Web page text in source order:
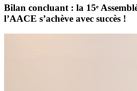
Bilan concluant : la 15ᵉ
l’AACE s’achève avec succès !